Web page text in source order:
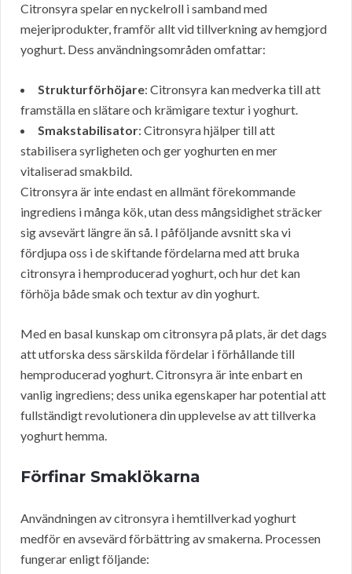
Citronsyra spelar en nyckelroll i samband med
mejeriprodukter, framför allt vid tillverkning av hemgjord
yoghurt. Dess användningsområden omfattar:
Strukturförhöjare: Citronsyra kan medverka till att
framställa en slätare och krämigare textur i yoghurt.
Smakstabilisator: Citronsyra hjälper till att
stabilisera syrligheten och ger yoghurten en mer
vitaliserad smakbild.
Citronsyra är inte endast en allmänt förekommande
ingrediens i många kök, utan dess mångsidighet sträcker
sig avsevärt längre än så. I påföljande avsnitt ska vi
fördjupa oss i de skiftande fördelarna med att bruka
citronsyra i hemproducerad yoghurt, och hur det kan
förhöja både smak och textur av din yoghurt.
Med en basal kunskap om citronsyra på plats, är det dags
att utforska dess särskilda fördelar i förhållande till
hemproducerad yoghurt. Citronsyra är inte enbart en
vanlig ingrediens; dess unika egenskaper har potential att
fullständigt revolutionera din upplevelse av att tillverka
yoghurt hemma.
Förfinar Smaklökarna
Användningen av citronsyra i hemtillverkad yoghurt
medför en avsevärd förbättring av smakerna. Processen
fungerar enligt följande: